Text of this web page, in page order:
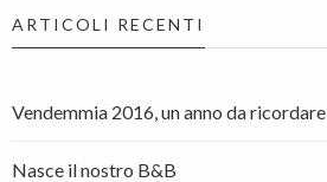
ARTICOLI RECENTI
Vendemmia 2016, un anno da ricordare
Nasce il nostro B&B